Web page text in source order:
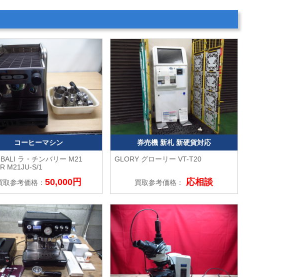
コーヒーマシン
ラ・チンバリー M21
M21JU-S/1
取参考価格： 50,000円
券売機 新札 新硬貨対応
GLORY グローリー VT-T20
買取参考価格： 応相談